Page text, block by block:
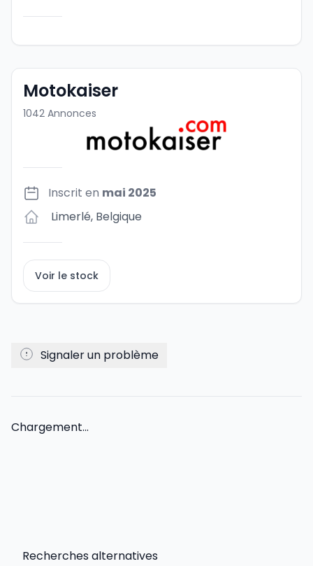
Motokaiser
1042 Annonces
Inscrit en mai 2025
Limerlé, Belgique
Voir le stock
Signaler un problème
Chargement...
Recherches alternatives